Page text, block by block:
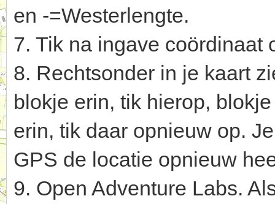
en -=Westerlengte.
7. Tik na ingave coördinaat
8. Rechtsonder in je kaart
blokje erin, tik hierop,
erin, tik daar opnieuw op.
GPS de locatie opnieuw
9. Open Adventure Labs.